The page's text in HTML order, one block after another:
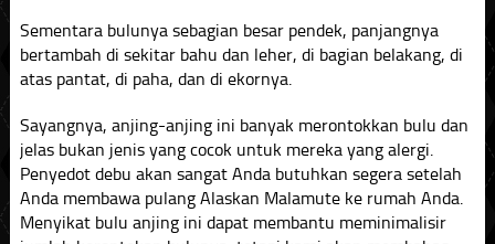
Sementara bulunya sebagian besar pendek, panjangnya
bertambah di sekitar bahu dan leher, di bagian belakang, di
atas pantat, di paha, dan di ekornya.
Sayangnya, anjing-anjing ini banyak merontokkan bulu dan
jelas bukan jenis yang cocok untuk mereka yang alergi.
Penyedot debu akan sangat Anda butuhkan segera setelah
Anda membawa pulang Alaskan Malamute ke rumah Anda.
Menyikat bulu anjing ini dapat membantu meminimalisir